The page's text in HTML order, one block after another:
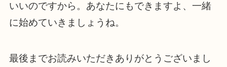
いいのですから。あなたにもできますよ、一緒
に始めていきましょうね。
最後までお読みいただきありがとうございまし